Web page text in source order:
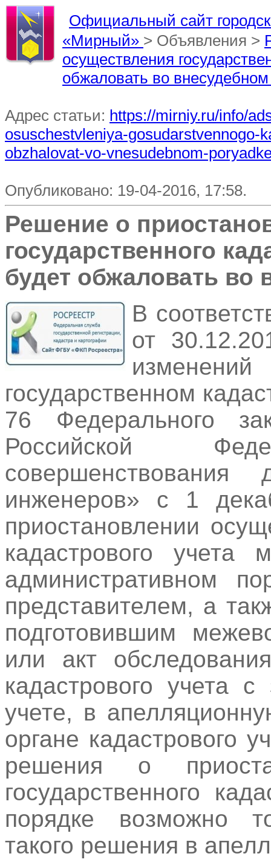
Официальный сайт
«Мирный» > Объявления >
осуществления
обжаловать во
Адрес статьи: https://mirniy.ru/info/
osuschestvleniya-gosudarstvennogo-
obzhalovat-vo-vnesudebnom-
Опубликовано: 19-04-2016, 17:58.
Решение о
государственного
будет обжаловать во
В
от
государственном
76 Федерального
Российской
совершенствования
инженеров» с 1
приостановлении
кадастрового
административном
представителем, а
подготовившим
или акт
кадастрового учета
учете, в
органе кадастрового
решения о
государственного
порядке возможно
такого решения в